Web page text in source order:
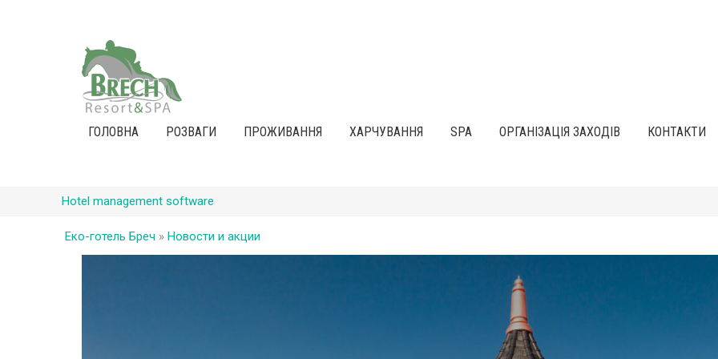
ГОЛОВНА РОЗВАГИ ПРОЖИВАННЯ ХАРЧУВАННЯ SPA ОРГАНІЗАЦІЯ ЗАХОДІВ КОНТАКТИ
Hotel management software
Еко-готель Бреч » Новости и акции